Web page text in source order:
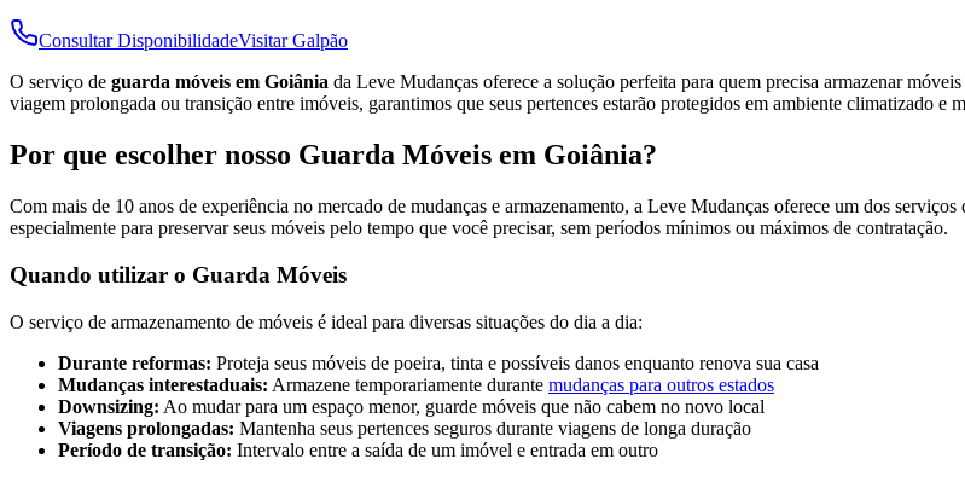
Consultar DisponibilidadeVisitar Galpão
O serviço de guarda móveis em Goiânia da Leve Mudanças oferece a solução perfeita para quem precisa armazenar
viagem prolongada ou transição entre imóveis, garantimos que seus pertences estarão protegidos em ambiente climatizado e
Por que escolher nosso Guarda Móveis em Goiânia?
Com mais de 10 anos de experiência no mercado de mudanças e armazenamento, a Leve Mudanças oferece um dos
especialmente para preservar seus móveis pelo tempo que você precisar, sem períodos mínimos ou máximos de contratação.
Quando utilizar o Guarda Móveis
O serviço de armazenamento de móveis é ideal para diversas situações do dia a dia:
Durante reformas: Proteja seus móveis de poeira, tinta e possíveis danos enquanto renova sua casa
Mudanças interestaduais: Armazene temporariamente durante mudanças para outros estados
Downsizing: Ao mudar para um espaço menor, guarde móveis que não cabem no novo local
Viagens prolongadas: Mantenha seus pertences seguros durante viagens de longa duração
Período de transição: Intervalo entre a saída de um imóvel e entrada em outro